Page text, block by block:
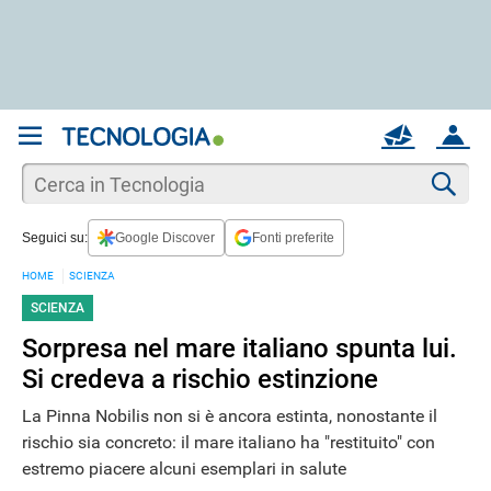
ACCOUNT
MAIL
Seguici su: Google Discover Fonti preferite
HOME SCIENZA
SCIENZA
Sorpresa nel mare italiano spunta lui.
Si credeva a rischio estinzione
La Pinna Nobilis non si è ancora estinta, nonostante il
rischio sia concreto: il mare italiano ha "restituito" con
estremo piacere alcuni esemplari in salute